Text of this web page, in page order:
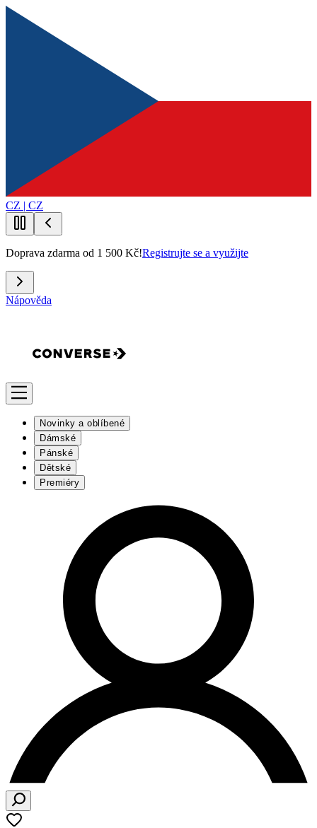
CZ | CZ
Doprava zdarma od 1 500 Kč!Registrujte se a využijte
Nápověda
Novinky a oblíbené
Dámské
Pánské
Dětské
Premiéry